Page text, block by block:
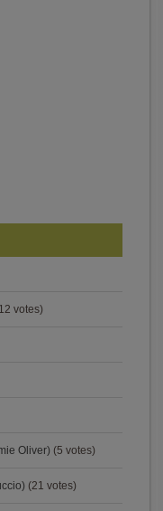
votes)
Oliver) (5 votes)
(21 votes)